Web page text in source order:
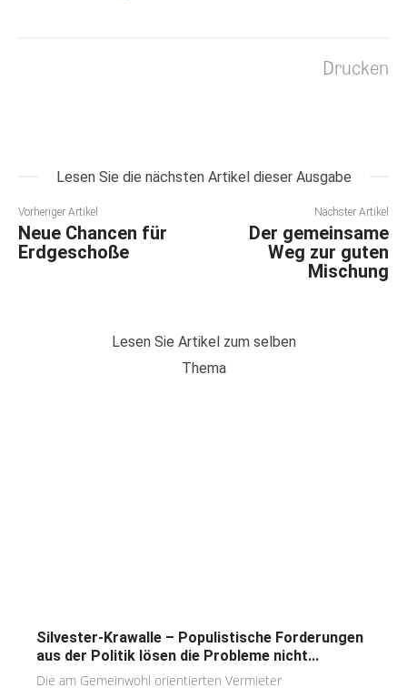
Drucken
Lesen Sie die nächsten Artikel dieser Ausgabe
Vorheriger Artikel
Neue Chancen für
Erdgeschoße
Nächster Artikel
Der gemeinsame
Weg zur guten
Mischung
Lesen Sie Artikel zum selben
Thema
Silvester-Krawalle – Populistische Forderungen
aus der Politik lösen die Probleme nicht...
Die am Gemeinwohl orientierten Vermieter